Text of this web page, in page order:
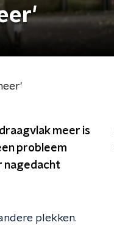
meer is
probleem
nagedacht
plekken.